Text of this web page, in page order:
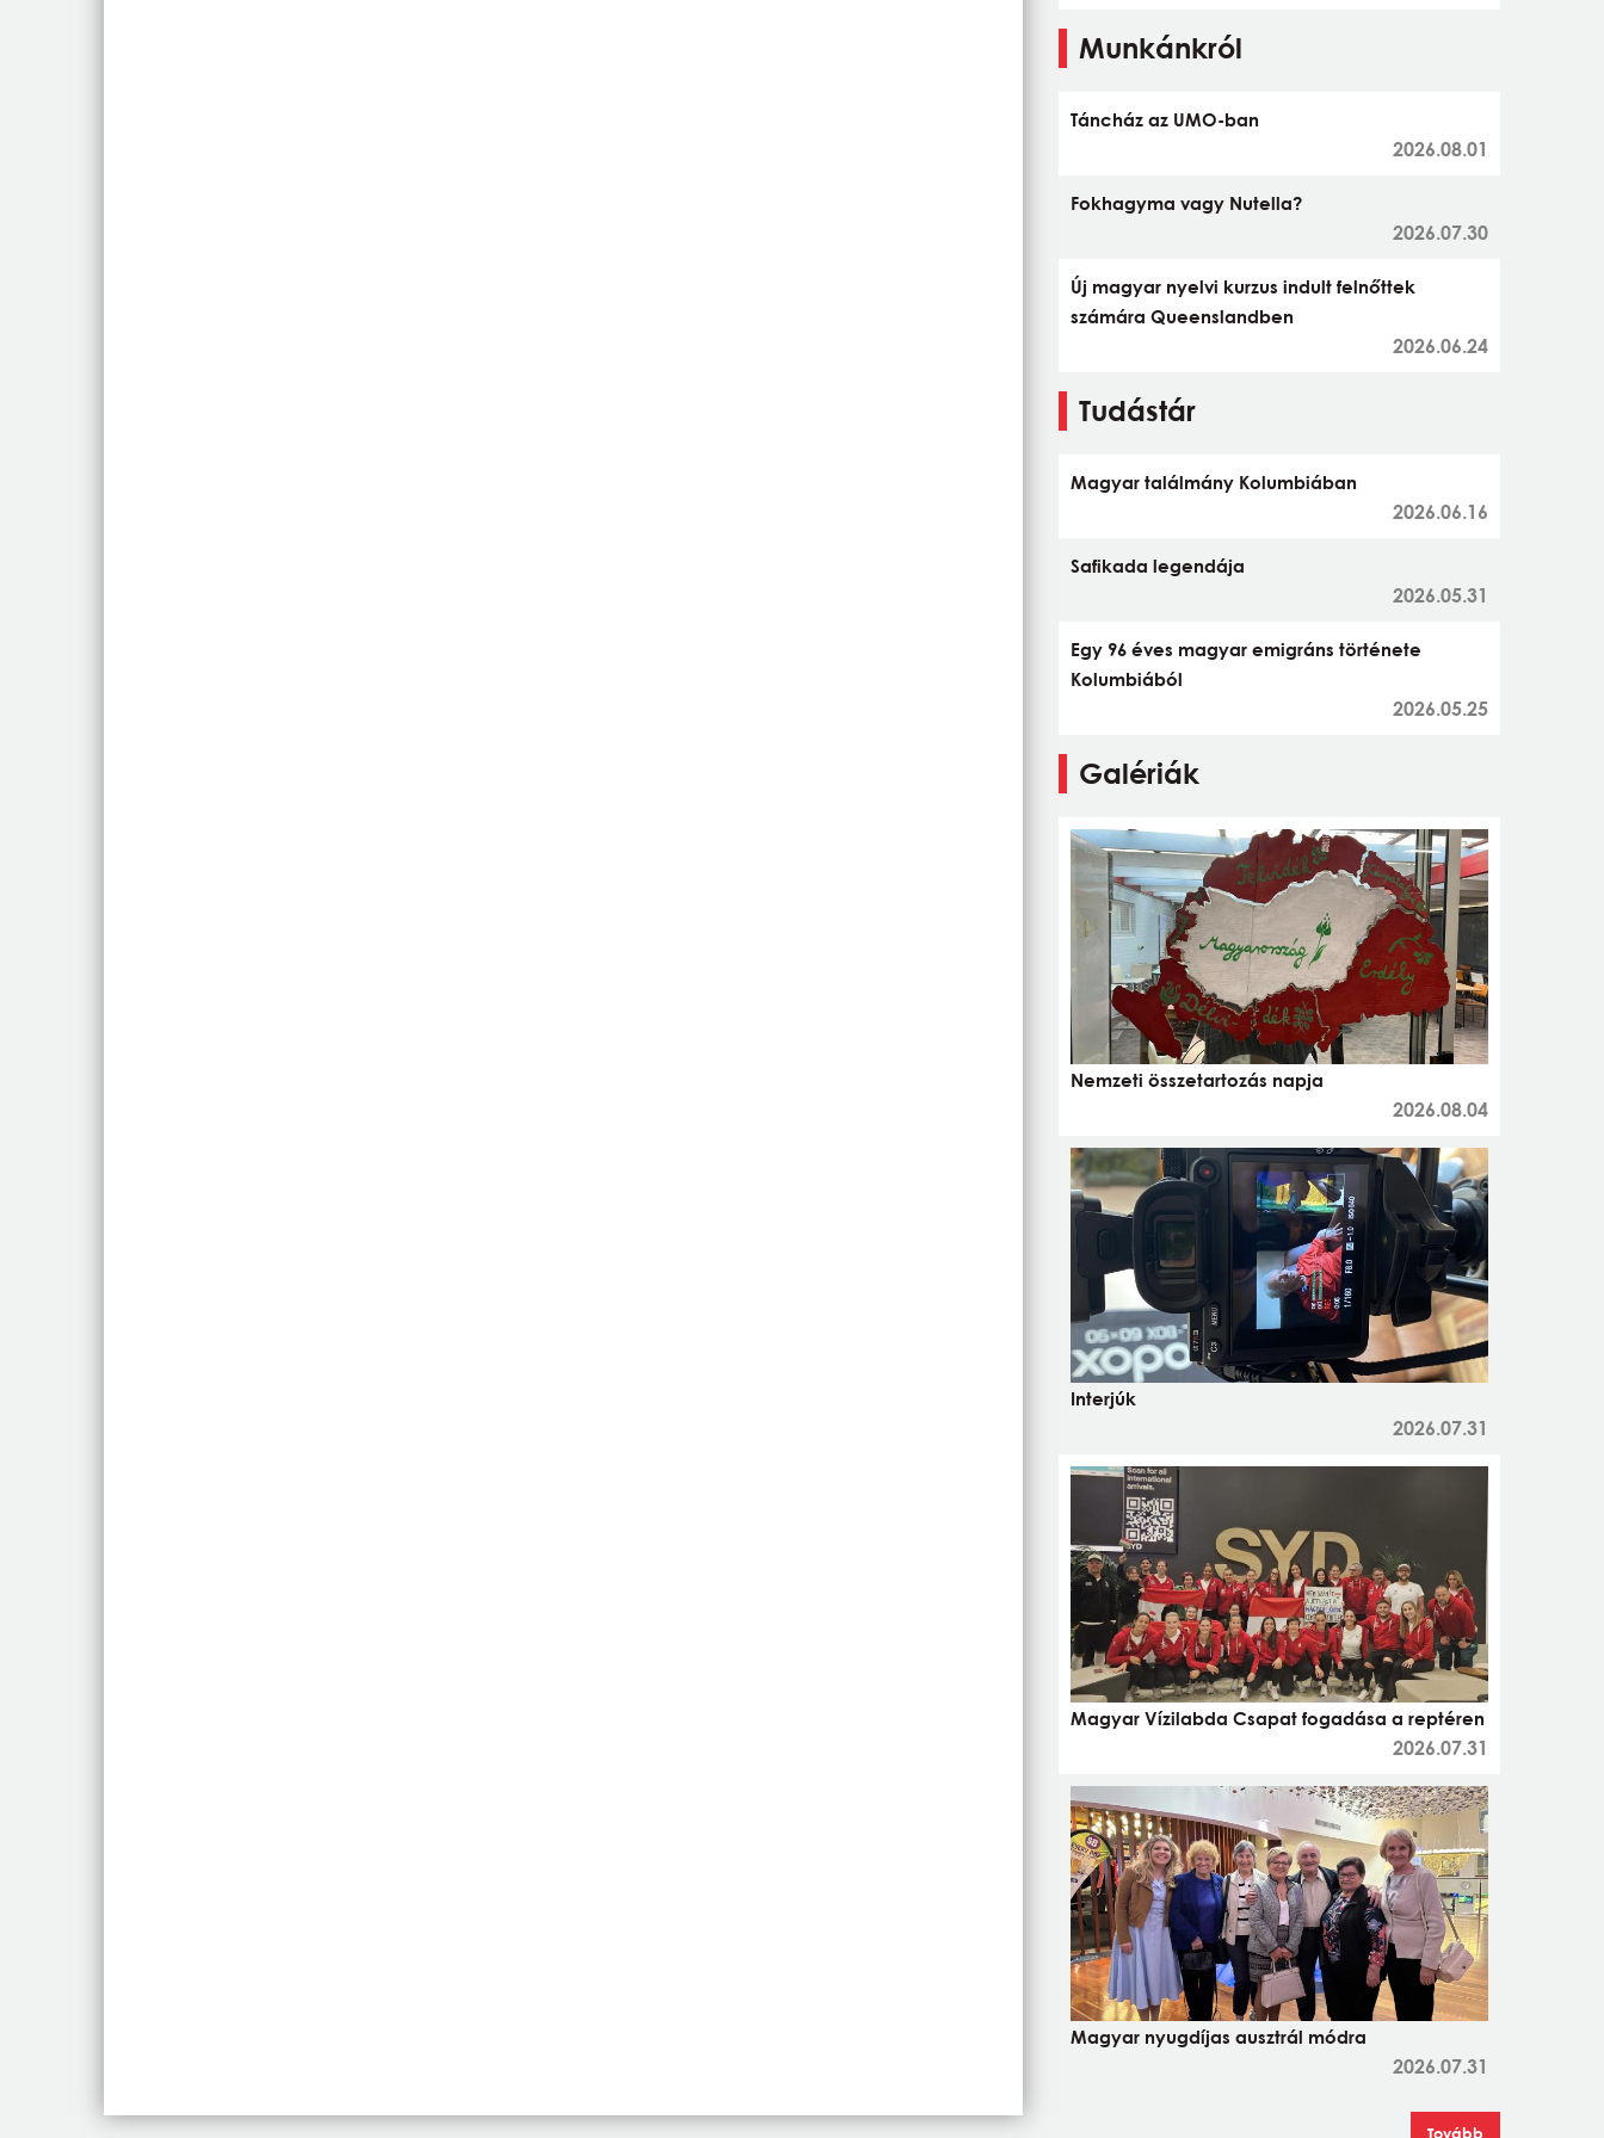
Munkánkról
Táncház az UMO-ban
2026.08.01
Fokhagyma vagy Nutella?
2026.07.30
Új magyar nyelvi kurzus indult felnőttek
számára Queenslandben
2026.06.24
Tudástár
Magyar találmány Kolumbiában
2026.06.16
Safikada legendája
2026.05.31
Egy 96 éves magyar emigráns története
Kolumbiából
2026.05.25
Galériák
Nemzeti összetartozás napja
2026.08.04
Interjúk
2026.07.31
Magyar Vízilabda Csapat fogadása a reptéren
2026.07.31
Magyar nyugdíjas ausztrál módra
2026.07.31
Tovább